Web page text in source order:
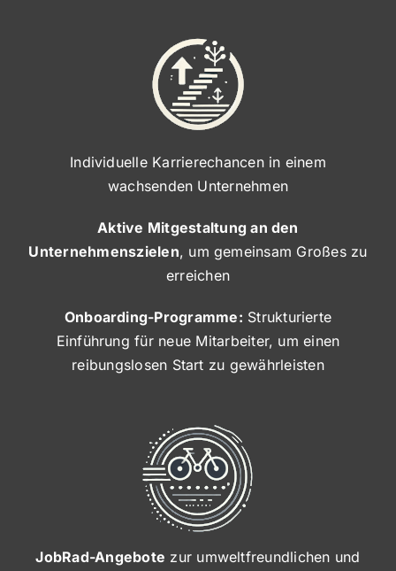
Individuelle Karrierechancen in einem
wachsenden Unternehmen
Aktive Mitgestaltung an den
Unternehmenszielen, um gemeinsam Großes zu
erreichen
Onboarding-Programme: Strukturierte
Einführung für neue Mitarbeiter, um einen
reibungslosen Start zu gewährleisten
JobRad-Angebote zur umweltfreundlichen und